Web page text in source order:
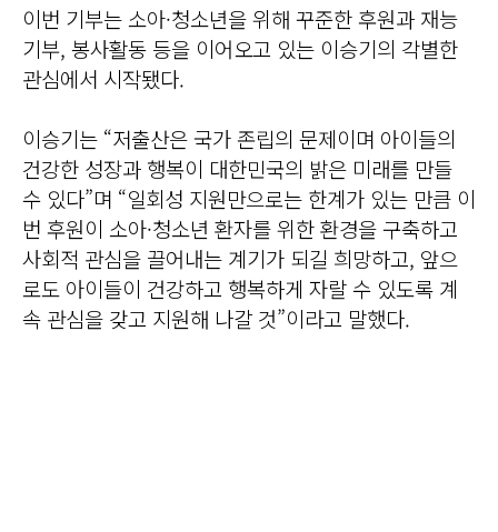
이번 기부는 소아·청소년을 위해 꾸준한 후원과 재능
기부, 봉사활동 등을 이어오고 있는 이승기의 각별한
관심에서 시작됐다.
이승기는 “저출산은 국가 존립의 문제이며 아이들의
건강한 성장과 행복이 대한민국의 밝은 미래를 만들
수 있다”며 “일회성 지원만으로는 한계가 있는 만큼 이
번 후원이 소아·청소년 환자를 위한 환경을 구축하고
사회적 관심을 끌어내는 계기가 되길 희망하고, 앞으
로도 아이들이 건강하고 행복하게 자랄 수 있도록 계
속 관심을 갖고 지원해 나갈 것”이라고 말했다.